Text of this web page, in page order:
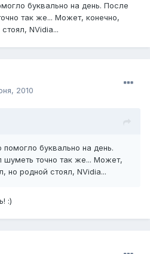
буквально на день. После
так же... Может, конечно,
NVidia...
2010
буквально на день.
шуметь точно так же... Может,
но родной стоял, NVidia...
:)